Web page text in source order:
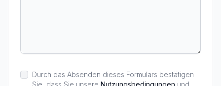
Durch das Absenden dieses Formulars bestätigen
Sie, dass Sie unsere Nutzungsbedingungen und